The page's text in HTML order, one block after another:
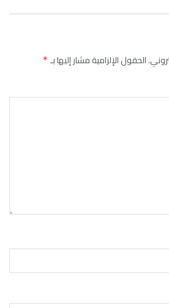
الحقول الإلزامية مشار إليها بـ*